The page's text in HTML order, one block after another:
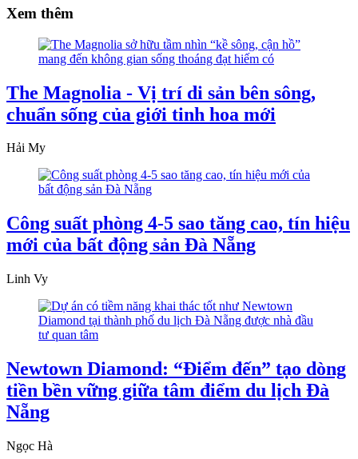
Xem thêm
The Magnolia - Vị trí di sản bên sông,
chuẩn sống của giới tinh hoa mới
Hải My
Công suất phòng 4-5 sao tăng cao, tín hiệu
mới của bất động sản Đà Nẵng
Linh Vy
Newtown Diamond: “Điểm đến” tạo dòng
tiền bền vững giữa tâm điểm du lịch Đà
Nẵng
Ngọc Hà